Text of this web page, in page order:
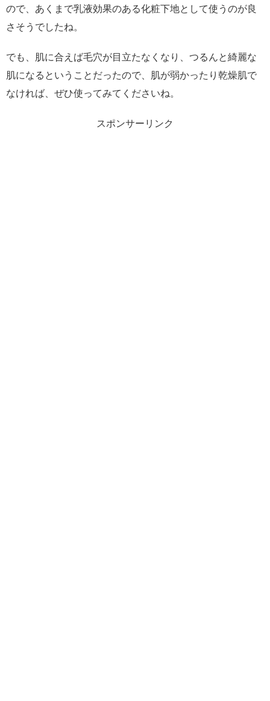
ので、あくまで乳液効果のある化粧下地として使うのが良
さそうでしたね。
でも、肌に合えば毛穴が目立たなくなり、つるんと綺麗な
肌になるということだったので、肌が弱かったり乾燥肌で
なければ、ぜひ使ってみてくださいね。
スポンサーリンク